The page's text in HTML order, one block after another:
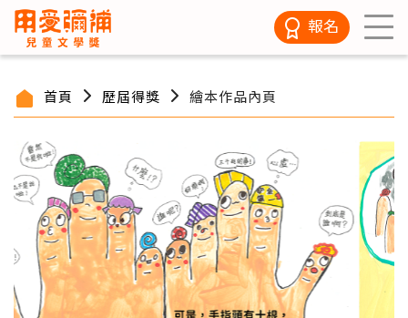
報名
首頁 歷屆得獎 繪本作品內頁